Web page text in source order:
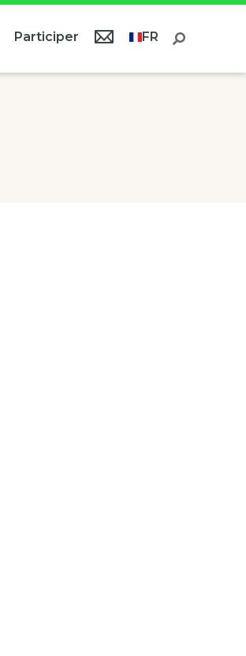
Participer FR